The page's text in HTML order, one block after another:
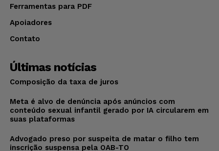
Ferramentas para PDF
Apoiadores
Contato
Últimas notícias
Composição da taxa de juros
Meta é alvo de denúncia após anúncios com
conteúdo sexual infantil gerado por IA circularem em
suas plataformas
Advogado preso por suspeita de matar o filho tem
inscrição suspensa pela OAB-TO